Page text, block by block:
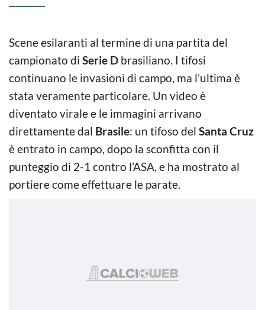
o
Scene esilaranti al termine di una partita del
campionato di Serie D brasiliano. I tifosi
continuano le invasioni di campo, ma l’ultima è
stata veramente particolare. Un video è
diventato virale e le immagini arrivano
direttamente dal Brasile: un tifoso del Santa Cruz
è entrato in campo, dopo la sconfitta con il
punteggio di 2-1 contro l’ASA, e ha mostrato al
portiere come effettuare le parate.